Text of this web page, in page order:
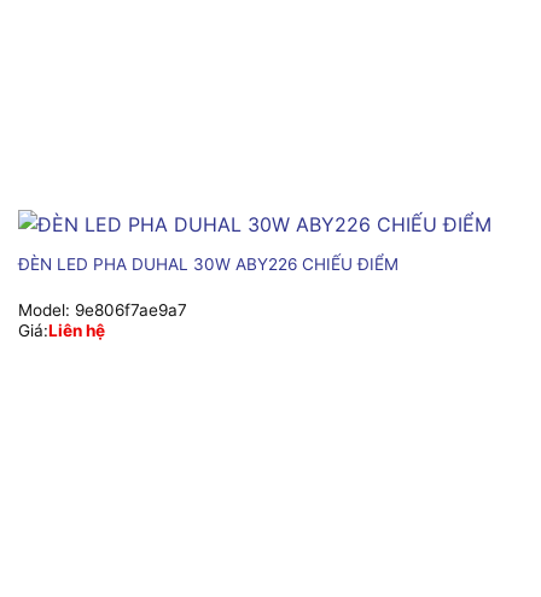
ĐÈN LED PHA DUHAL 30W ABY226 CHIẾU ĐIỂM
Model: 9e806f7ae9a7
Giá:Liên hệ